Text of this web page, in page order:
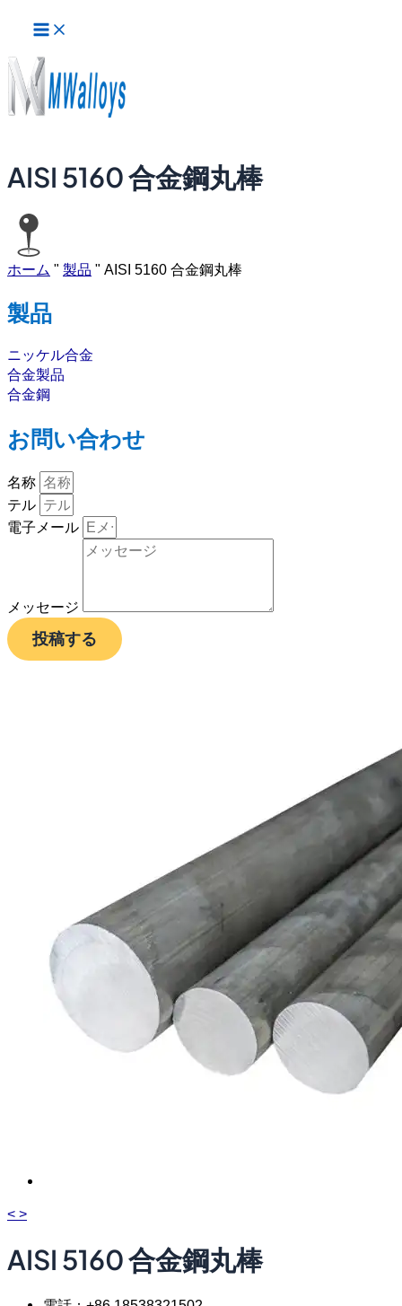
ス
キ
ッ
イ
ン
メ
ニ
ュ
ー
AISI 5160 合金鋼丸棒
ホーム " 製品 " AISI 5160 合金鋼丸棒
製品
ニッケル合金
合金製品
合金鋼
お問い合わせ
名称
テル
電子メール
メッセージ
投稿する
< >
AISI 5160 合金鋼丸棒